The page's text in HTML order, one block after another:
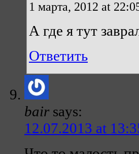
1 марта, 2012 at
А где я тут
Ответить
bair says:
12.07.2013 at